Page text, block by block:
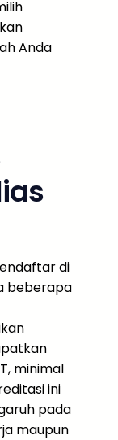
Anda
di
beberapa
minimal
ini
pada
maupun